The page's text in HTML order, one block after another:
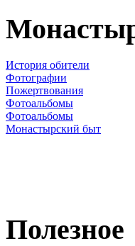
История обители
Фотографии
Пожертвования
Фотоальбомы
Фотоальбомы
Монастырский быт
Полезное